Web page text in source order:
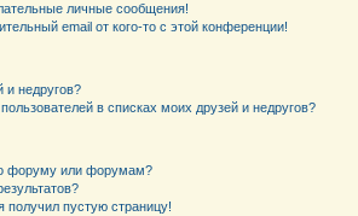
личные сообщения!
email от кого-то с этой конференции!
и недругов?
в списках моих друзей и недругов?
форуму или форумам?
получил пустую страницу!